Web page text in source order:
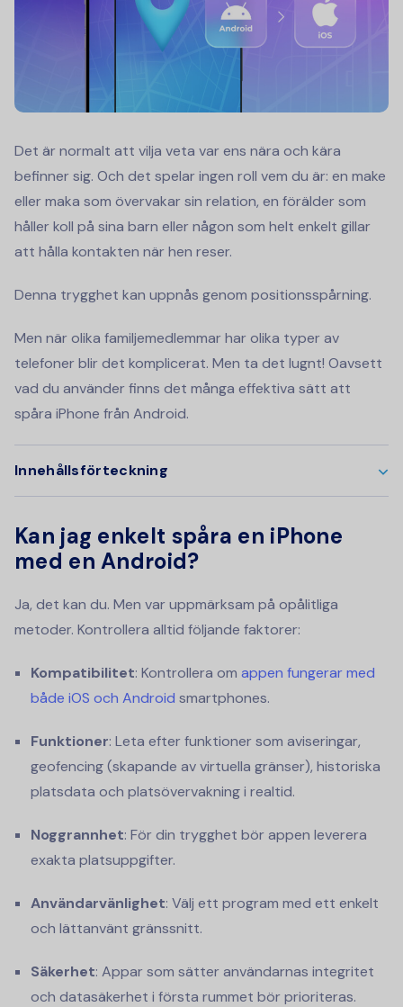
Det är normalt att vilja veta var ens nära och kära
befinner sig. Och det spelar ingen roll vem du är: en make
eller maka som övervakar sin relation, en förälder som
håller koll på sina barn eller någon som helt enkelt gillar
att hålla kontakten när hen reser.
Denna trygghet kan uppnås genom positionsspårning.
Men när olika familjemedlemmar har olika typer av
telefoner blir det komplicerat. Men ta det lugnt! Oavsett
vad du använder finns det många effektiva sätt att
spåra iPhone från Android.
Innehållsförteckning
Kan jag enkelt spåra en iPhone
med en Android?
Ja, det kan du. Men var uppmärksam på opålitliga
metoder. Kontrollera alltid följande faktorer:
Kompatibilitet: Kontrollera om appen fungerar med
både iOS och Android smartphones.
Funktioner: Leta efter funktioner som aviseringar,
geofencing (skapande av virtuella gränser), historiska
platsdata och platsövervakning i realtid.
Noggrannhet: För din trygghet bör appen leverera
exakta platsuppgifter.
Användarvänlighet: Välj ett program med ett enkelt
och lättanvänt gränssnitt.
Säkerhet: Appar som sätter användarnas integritet
och datasäkerhet i första rummet bör prioriteras.